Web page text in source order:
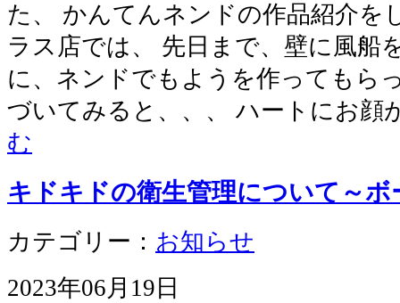
た、 かんてんネンドの作品紹介を
ラス店では、 先日まで、壁に風船
に、ネンドでもようを作ってもら
づいてみると、、、 ハートにお
む
キドキドの衛生管理について～ボ
カテゴリー： お知らせ
2023年06月19日